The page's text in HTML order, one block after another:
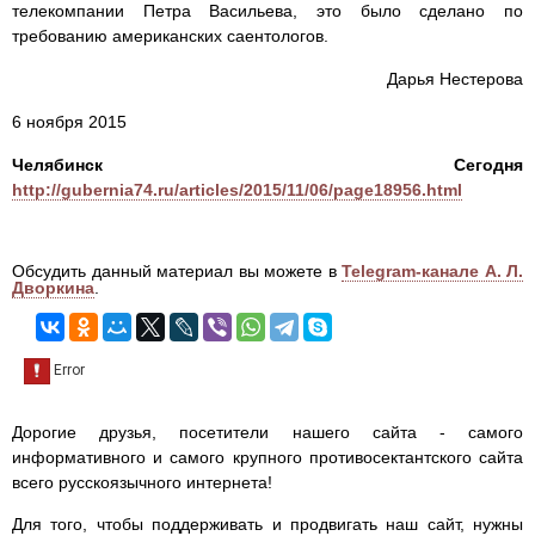
телекомпании Петра Васильева, это было сделано по
требованию американских саентологов.
Дарья Нестерова
6 ноября 2015
Челябинск Сегодня
http://gubernia74.ru/articles/2015/11/06/page18956.html
Обсудить данный материал вы можете в Telegram-канале А. Л.
Дворкина.
Дорогие друзья, посетители нашего сайта - самого
информативного и самого крупного противосектантского сайта
всего русскоязычного интернета!
Для того, чтобы поддерживать и продвигать наш сайт, нужны